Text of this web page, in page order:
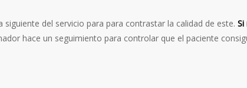
del servicio para para contrastar la calidad de este.
hace un seguimiento para controlar que el paciente